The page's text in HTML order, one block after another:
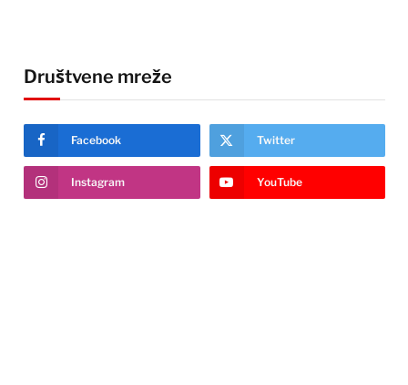
Društvene mreže
Facebook Twitter
Instagram YouTube